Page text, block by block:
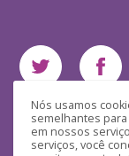
Nós usamos
semelhantes
em nossos
serviços, você